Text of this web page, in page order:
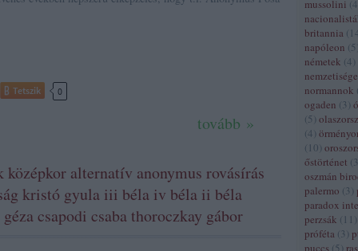
mussolini (4
britannia (
napóleon (5
németek (4)
normannok (
ogaden (3 )
(5 )
(4)
( 10)
őstörténet (3
oszmán
palermo (3 )
paradox
perzsák ( 11 )
próféta (3 )
puccs (5 )
Tetszik 0
tovább »
középkor alternatív anonymus rovásírás
kristó gyula iii béla iv béla ii béla
csapodi csaba thoroczkay gábor